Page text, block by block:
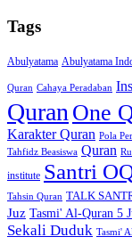
Tags
Abulyatama Abulyatama
Quran Cahaya Peradaban
QuranOne
Karakter Quran Pola
Tahfidz Beasiswa Quran
institute Santri
Tahsin Quran TALK
Juz Tasmi' Al-Quran 5
Sekali Duduk Tasmi'